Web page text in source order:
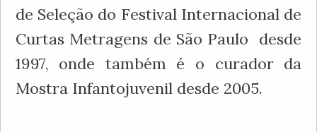
de Seleção do Festival Internacional de
Curtas Metragens de São Paulo desde
1997, onde também é o curador da
Mostra Infantojuvenil desde 2005.